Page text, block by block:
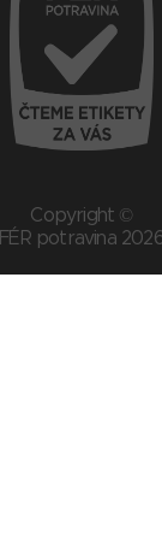
Copyright ©
FÉR potravina